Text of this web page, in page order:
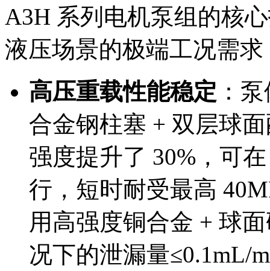
A3H 系列电机泵组的核
液压场景的极端工况需求
高压重载性能稳定 ：
合金钢柱塞 + 双层球
强度提升了 30%，可
行，短时耐受最高
用高强度铜合金 + 球
况下的泄漏量≤0.1mL/